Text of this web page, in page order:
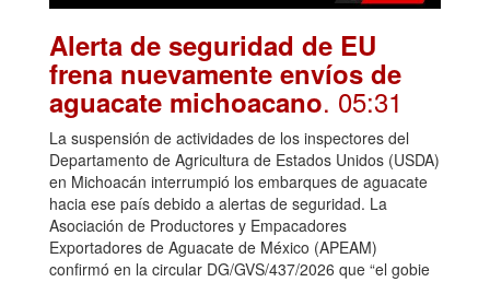
Alerta de seguridad de EU
frena nuevamente envíos de
aguacate michoacano. 05:31
La suspensión de actividades de los inspectores del
Departamento de Agricultura de Estados Unidos (USDA)
en Michoacán interrumpió los embarques de aguacate
hacia ese país debido a alertas de seguridad. La
Asociación de Productores y Empacadores
Exportadores de Aguacate de México (APEAM)
confirmó en la circular DG/GVS/437/2026 que “el gobie